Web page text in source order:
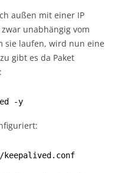
außen mit einer IP
unabhängig vom
sie laufen, wird nun eine
gibt es da Paket
-y
keepalived.conf